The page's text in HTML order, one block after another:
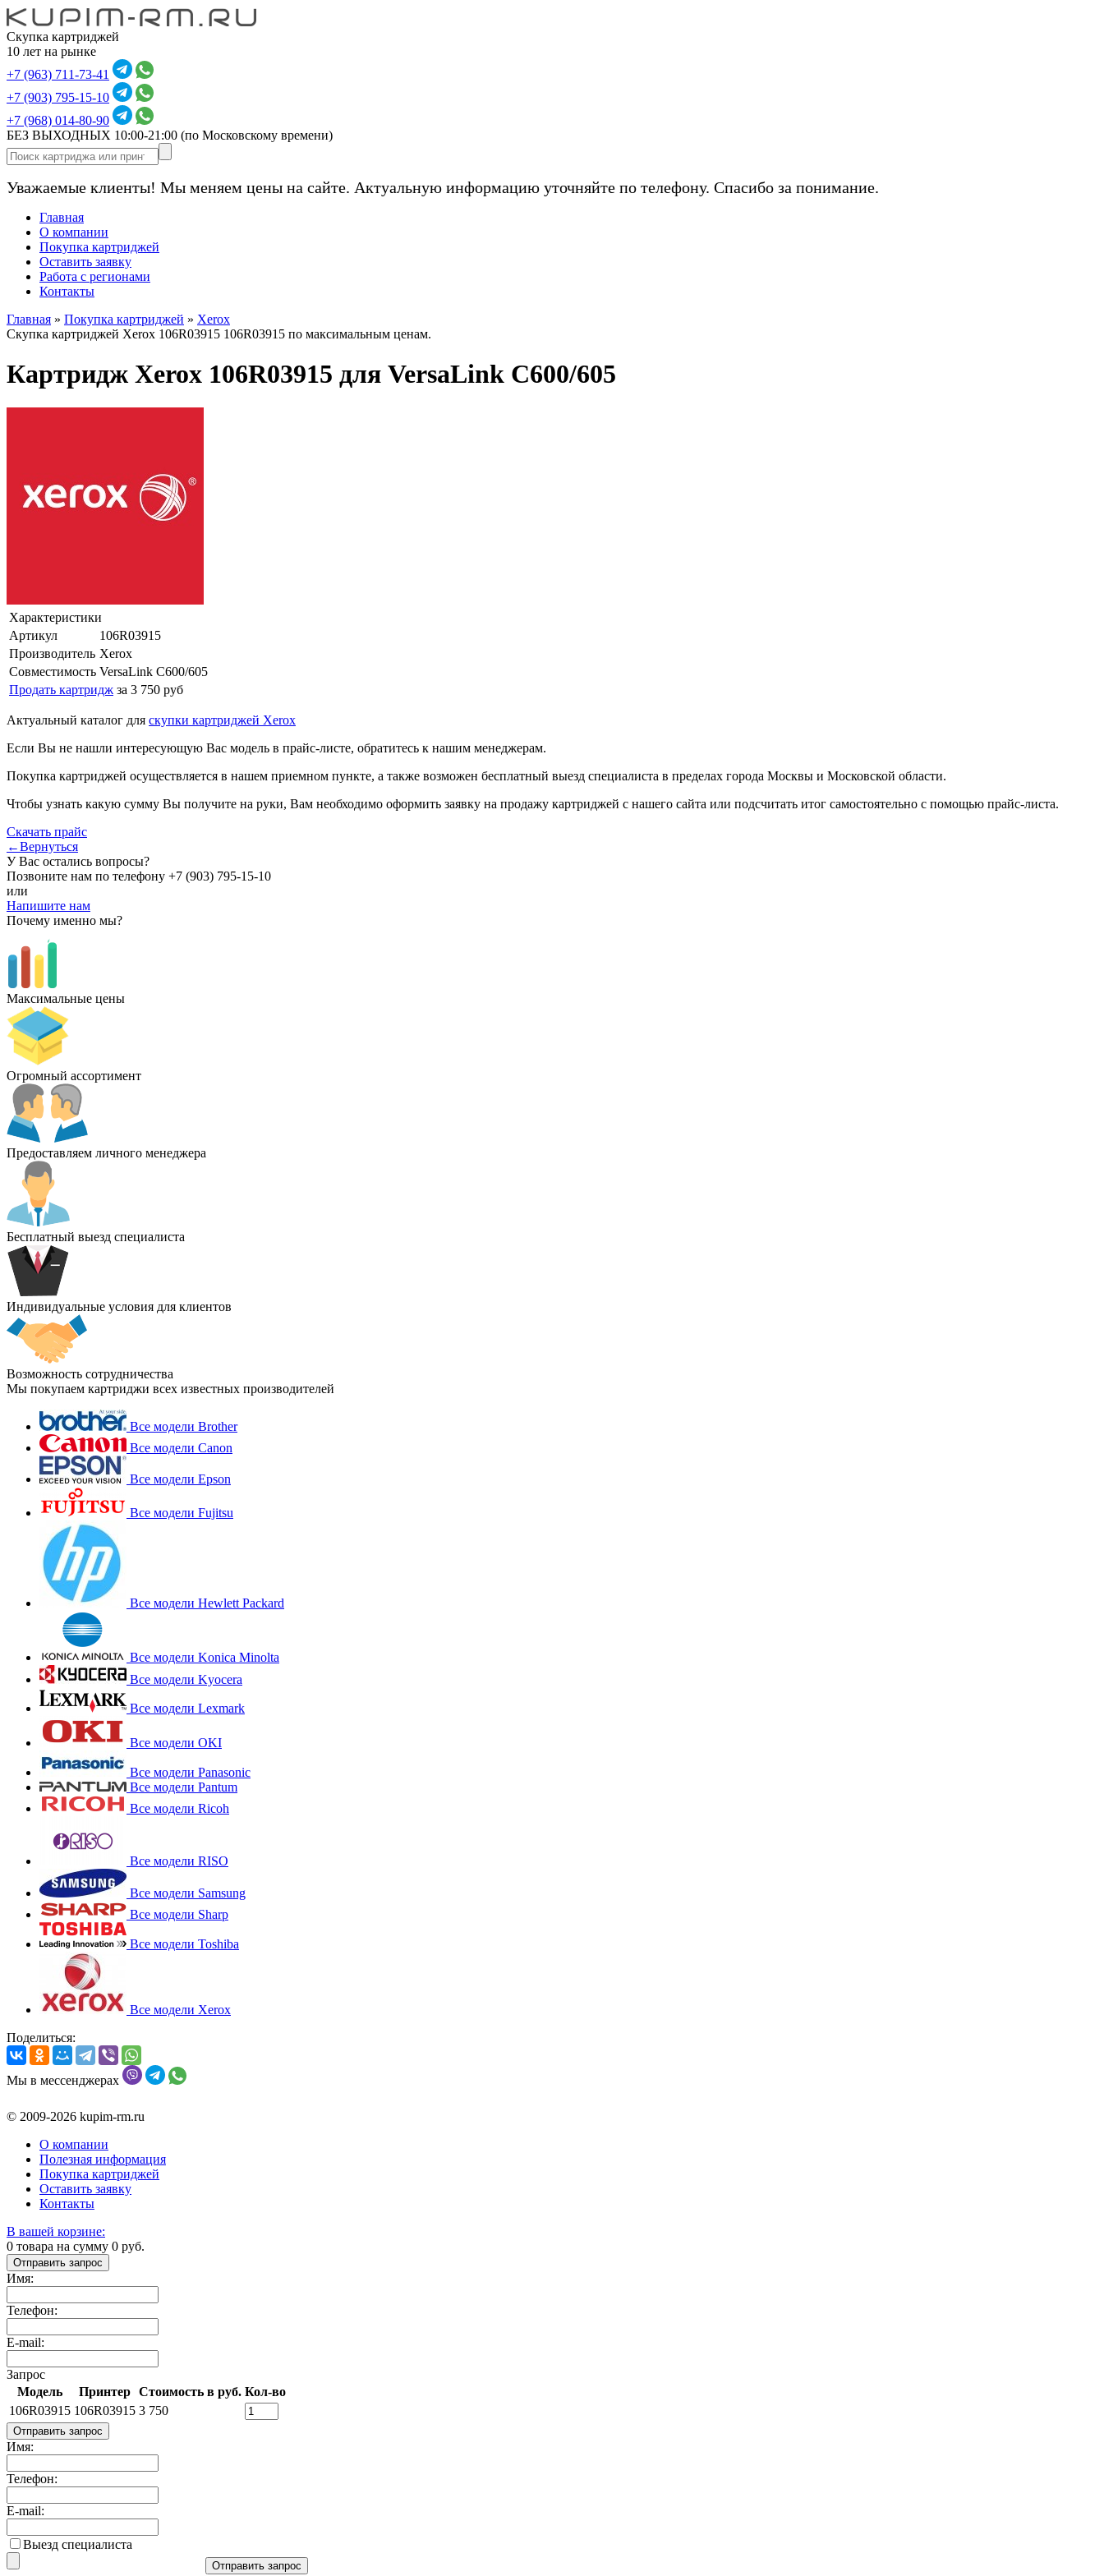
Скупка картриджей
10 лет на рынке
+7 (963) 711-73-41
+7 (903) 795-15-10
+7 (968) 014-80-90
БЕЗ ВЫХОДНЫХ 10:00-21:00 (по Московскому времени)
Уважаемые клиенты! Мы меняем цены на сайте. Актуальную информацию уточняйте по телефону. Спасибо за понимание.
Главная
О компании
Покупка картриджей
Оставить заявку
Работа с регионами
Контакты
Главная » Покупка картриджей » Xerox
Скупка картриджей Xerox 106R03915 106R03915 по максимальным ценам.
Картридж Xerox 106R03915 для VersaLink C600/605
Характеристики
Артикул
106R03915
Производитель Xerox
Совместимость VersaLink C600/605
Продать картридж за 3 750 руб
Актуальный каталог для скупки картриджей Xerox
Если Вы не нашли интересующую Вас модель в прайс-листе, обратитесь к нашим менеджерам.
Покупка картриджей осуществляется в нашем приемном пункте, а также возможен бесплатный выезд специалиста в пределах города Москвы и Московской области.
Чтобы узнать какую сумму Вы получите на руки, Вам необходимо оформить заявку на продажу картриджей с нашего сайта или подсчитать итог самостоятельно с помощью прайс-листа.
Скачать прайс
←Вернуться
У Вас остались вопросы?
Позвоните нам по телефону +7 (903) 795-15-10
или
Напишите нам
Почему именно мы?
Максимальные цены
Огромный ассортимент
Предоставляем личного менеджера
Бесплатный выезд специалиста
Индивидуальные условия для клиентов
Возможность сотрудничества
Мы покупаем картриджи всех известных производителей
Все модели Brother
Все модели Canon
Все модели Epson
Все модели Fujitsu
Все модели Hewlett Packard
Все модели Konica Minolta
Все модели Kyocera
Все модели Lexmark
Все модели OKI
Все модели Panasonic
Все модели Pantum
Все модели Ricoh
Все модели RISO
Все модели Samsung
Все модели Sharp
Все модели Toshiba
Все модели Xerox
Поделиться:
Мы в мессенджерах
© 2009-2026 kupim-rm.ru
О компании
Полезная информация
Покупка картриджей
Оставить заявку
Контакты
В вашей корзине:
0 товара на сумму 0 руб.
Отправить запрос
Имя:
Телефон:
E-mail:
Запрос
Модель
Принтер Стоимость в руб. Кол-во
106R03915 106R03915 3 750
Отправить запрос
Имя:
Телефон:
E-mail:
Выезд специалиста
Отправить запрос